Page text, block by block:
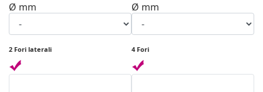
Ø mm
2 Fori laterali
Ø mm
4 Fori